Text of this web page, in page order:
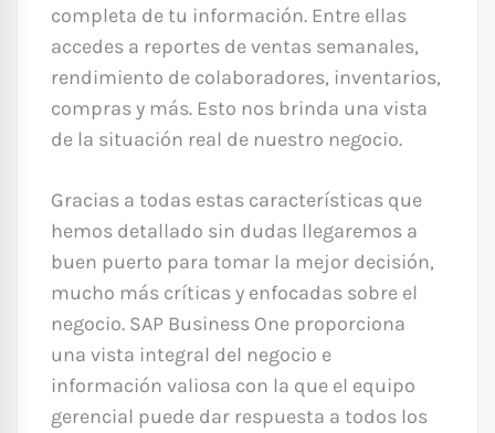
completa de tu información. Entre ellas
accedes a reportes de ventas semanales,
rendimiento de colaboradores, inventarios,
compras y más. Esto nos brinda una vista
de la situación real de nuestro negocio.
Gracias a todas estas características que
hemos detallado sin dudas llegaremos a
buen puerto para tomar la mejor decisión,
mucho más críticas y enfocadas sobre el
negocio. SAP Business One proporciona
una vista integral del negocio e
información valiosa con la que el equipo
gerencial puede dar respuesta a todos los